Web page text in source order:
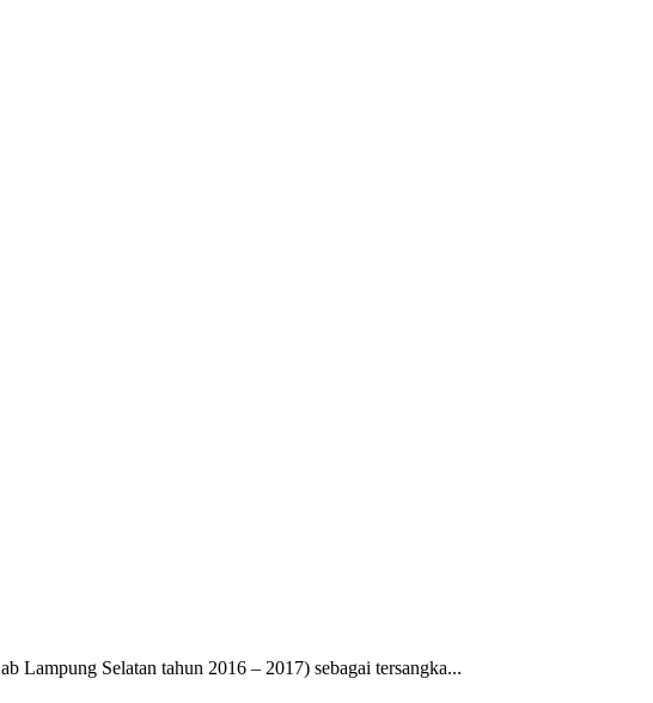
Selatan tahun 2016 – 2017) sebagai tersangka...